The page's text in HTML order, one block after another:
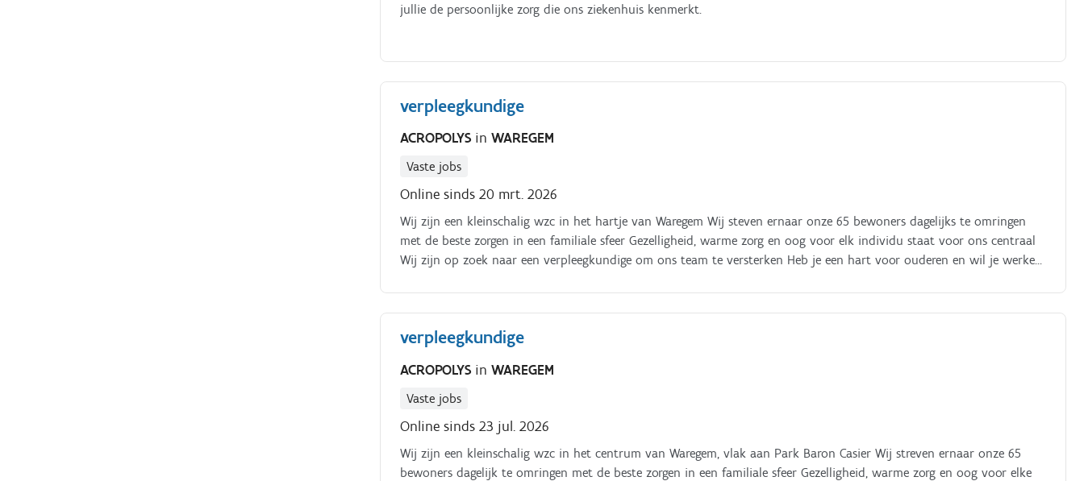
jullie de persoonlijke zorg die ons ziekenhuis kenmerkt.
verpleegkundige
ACROPOLYS inWAREGEM
Vaste jobs
Online sinds 20 mrt. 2026
Wij zijn een kleinschalig wzc in het hartje van Waregem Wij steven ernaar onze 65 bewoners dagelijks te omringen
met de beste zorgen in een familiale sfeer Gezelligheid, warme zorg en oog voor elk individu staat voor ons centraal
Wij zijn op zoek naar een verpleegkundige om ons team te versterken Heb je een hart voor ouderen en wil je werken
verpleegkundige
ACROPOLYS inWAREGEM
Vaste jobs
Online sinds 23 jul. 2026
Wij zijn een kleinschalig wzc in het centrum van Waregem, vlak aan Park Baron Casier Wij streven ernaar onze 65
bewoners dagelijk te omringen met de beste zorgen in een familiale sfeer Gezelligheid, warme zorg en oog voor elke